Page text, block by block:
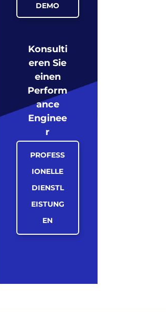
DEMO
Konsulti
eren Sie
einen
Perform
ance
Enginee
r
PROFESS
IONELLE
DIENSTL
EISTUNG
EN